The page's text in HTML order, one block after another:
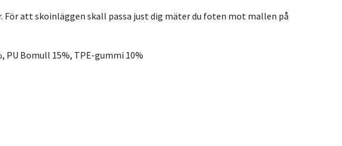
att skoinläggen skall passa just dig mäter du foten mot mallen på
PU Bomull 15%, TPE-gummi 10%